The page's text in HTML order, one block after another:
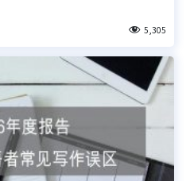
5,305